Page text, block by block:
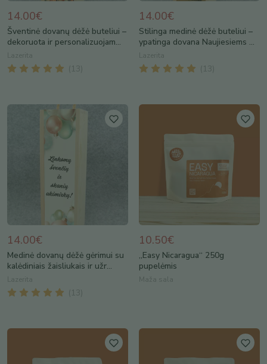
14.00€
Šventinė dovanų dėžė buteliui –
dekoruota ir personalizuojam...
Lazerita
( 13
14.00€
Stilinga medinė dėžė buteliui –
ypatinga dovana Naujiesiems ...
Lazerita
( 13
14.00€
Medinė dovanų dėžė gėrimui su
kalėdiniais žaisliukais ir užr...
Lazerita
( 13
10.50€
„Easy Nicaragua“ 250g
pupelėmis
Maža sala